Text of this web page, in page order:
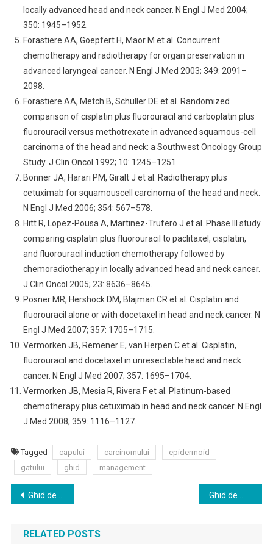
locally advanced head and neck cancer. N Engl J Med 2004;
350: 1945–1952.
Forastiere AA, Goepfert H, Maor M et al. Concurrent
chemotherapy and radiotherapy for organ preservation in
advanced laryngeal cancer. N Engl J Med 2003; 349: 2091–
2098.
Forastiere AA, Metch B, Schuller DE et al. Randomized
comparison of cisplatin plus fluorouracil and carboplatin plus
fluorouracil versus methotrexate in advanced squamous-cell
carcinoma of the head and neck: a Southwest Oncology Group
Study. J Clin Oncol 1992; 10: 1245–1251.
Bonner JA, Harari PM, Giralt J et al. Radiotherapy plus
cetuximab for squamouscell carcinoma of the head and neck.
N Engl J Med 2006; 354: 567–578.
Hitt R, Lopez-Pousa A, Martinez-Trufero J et al. Phase III study
comparing cisplatin plus fluorouracil to paclitaxel, cisplatin,
and fluorouracil induction chemotherapy followed by
chemoradiotherapy in locally advanced head and neck cancer.
J Clin Oncol 2005; 23: 8636–8645.
Posner MR, Hershock DM, Blajman CR et al. Cisplatin and
fluorouracil alone or with docetaxel in head and neck cancer. N
Engl J Med 2007; 357: 1705–1715.
Vermorken JB, Remener E, van Herpen C et al. Cisplatin,
fluorouracil and docetaxel in unresectable head and neck
cancer. N Engl J Med 2007; 357: 1695–1704.
Vermorken JB, Mesia R, Rivera F et al. Platinum-based
chemotherapy plus cetuximab in head and neck cancer. N Engl
J Med 2008; 359: 1116–1127.
Tagged capului carcinomului
epidermoid
gatului
ghid management
Navigare
în
Ghid de management al carcinomului endometrial
RELATED POSTS